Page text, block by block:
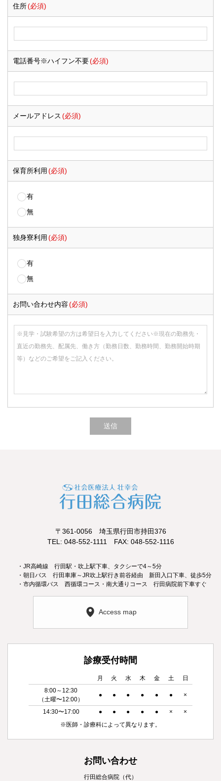
住所(必須)
電話番号※ハイフン不要(必須)
メールアドレス (必須)
保育所利用 (必須)
有
無
独身寮利用 (必須)
有
無
お問い合わせ内容(必須)
〒361-0056 埼玉県行田市持田376
TEL: 048-552-1111 FAX: 048-552-1116
・JR高崎線 行田駅・吹上駅下車、タクシーで4～5分
・朝日バス 行田車庫～JR吹上駅行き前谷経由 新田入口下車、徒歩5分
・市内循環バス 西循環コース・南大通りコース 行田病院前下車すぐ
Access map
診療受付時間
月 火 水 木 金 土
日
8:00～12:30
（土曜〜12:00）
● ● ● ● ● ● ×
14:30〜17:00 ● ● ● ● ● ×
×
※医師・診療科によって異なります。
お問い合わせ
行田総合病院（代）